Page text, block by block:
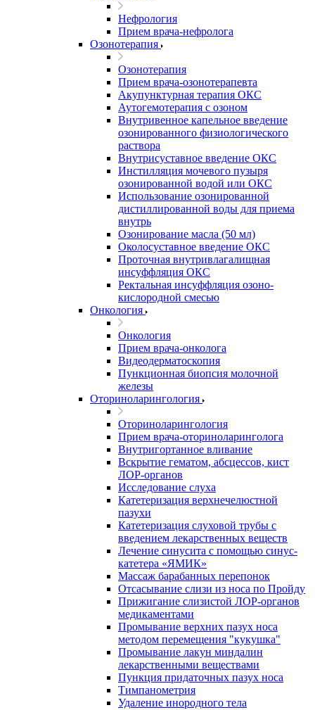
Нефрология
Прием врача-нефролога
Озонотерапия
Озонотерапия
Прием врача-озонотерапевта
Акупунктурная терапия ОКС
Аутогемотерапия с озоном
Внутривенное капельное введение
озонированного физиологического
раствора
Внутрисуставное введение ОКС
Инстилляция мочевого пузыря
озонированной водой или ОКС
Использование озонированной
дистиллированной воды для приема
внутрь
Озонирование масла (50 мл)
Околосуставное введение ОКС
Проточная внутривлагалищная
инсуффляция ОКС
Ректальная инсуффляция озоно-
кислородной смесью
Онкология
Онкология
Прием врача-онколога
Видеодерматоскопия
Пункционная биопсия молочной
железы
Оториноларингология
Оториноларингология
Прием врача-оториноларинголога
Внутригортанное вливание
Вскрытие гематом, абсцессов, кист
ЛОР-органов
Исследование слуха
Катетеризация верхнечелюстной
пазухи
Катетеризация слуховой трубы с
введением лекарственных веществ
Лечение синусита с помощью синус-
катетера «ЯМИК»
Массаж барабанных перепонок
Отсасывание слизи из носа по Пройду
Прижигание слизистой ЛОР-органов
медикаментами
Промывание верхних пазух носа
методом перемещения "кукушка"
Промывание лакун миндалин
лекарственными веществами
Пункция придаточных пазух носа
Тимпанометрия
Удаление инородного тела